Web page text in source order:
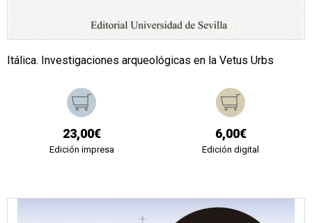
Itálica. Investigaciones arqueológicas en la Vetus Urbs
23,00€
Edición impresa
6,00€
Edición digital